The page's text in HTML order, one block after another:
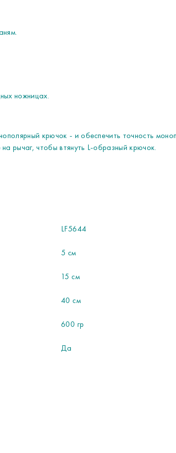
ножницах.
крючок - и обеспечить точность
рычаг, чтобы втянуть L-образный крючок.
LF5644
5 см
15 см
40 см
600 гр
Да